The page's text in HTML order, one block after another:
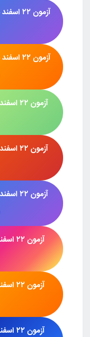
آزمون ۲۲ اسفند ماه ۹۹
آزمون ۲۲ اسفند ماه ۹۹
آزمون ۲۲ اسفند ماه ۹۹
آزمون ۲۲ اسفند ماه ۹۹
آزمون ۲۲ اسفند ماه ۹۹
آزمون ۲۲ اسفند ماه ۹۹
آزمون ۲۲ اسفند ماه ۹۹
آزمون ۲۲ اسفند ماه ۹۹